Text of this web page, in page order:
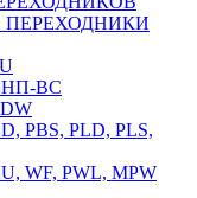
ВС
PBS, PLD, PLS,
WF, PWL, MPW